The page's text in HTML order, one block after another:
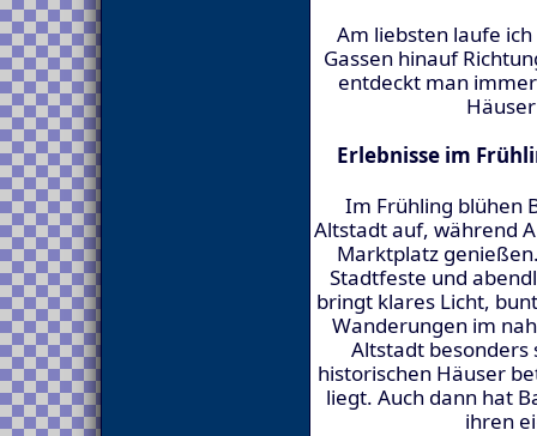
Am liebsten laufe
Gassen hinauf
entdeckt man
Erlebnisse im
Im Frühling blühen
Altstadt auf, während
Marktplatz
Stadtfeste und
bringt klares Licht,
Wanderungen im
Altstadt besonders
historischen Häuser
liegt. Auch dann hat
ihren